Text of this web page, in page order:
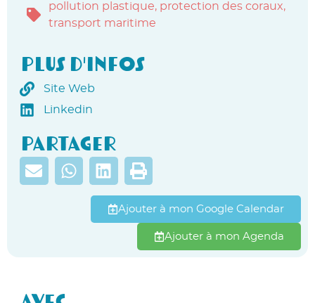
pollution plastique, protection des coraux,
transport maritime
Plus d'infos
Site Web
Linkedin
Partager
Ajouter à mon Google Calendar
Ajouter à mon Agenda